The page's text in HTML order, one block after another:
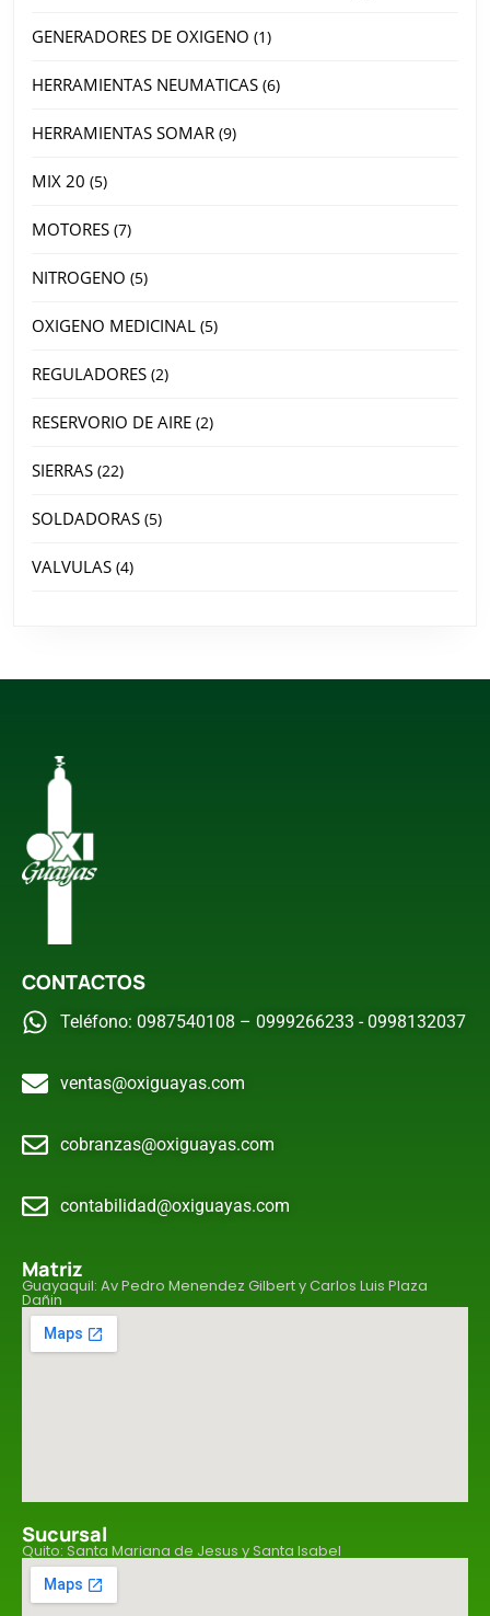
GENERADORES DE OXIGENO 1
HERRAMIENTAS NEUMATICAS 6
HERRAMIENTAS SOMAR 9
MIX 20 5
MOTORES 7
NITROGENO 5
OXIGENO MEDICINAL 5
REGULADORES 2
RESERVORIO DE AIRE 2
SIERRAS 22
SOLDADORAS 5
VALVULAS 4
CONTACTOS
Teléfono: 0987540108 – 0999266233 - 0998132037
ventas@oxiguayas.com
cobranzas@oxiguayas.com
contabilidad@oxiguayas.com
Matriz
Guayaquil: Av Pedro Menendez Gilbert y Carlos Luis Plaza
Dañin
Sucursal
Quito: Santa Mariana de Jesus y Santa Isabel